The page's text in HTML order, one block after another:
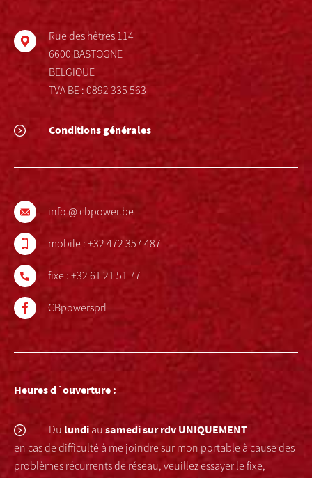
Rue des hêtres 114
6600 BASTOGNE
BELGIQUE
TVA BE : 0892 335 563
Conditions générales
info @ cbpower.be
mobile : +32 472 357 487
fixe : +32 61 21 51 77
CBpowersprl
Heures d´ouverture :
Du lundi au samedisur rdv UNIQUEMENT
en cas de difficulté à me joindre sur mon portable à cause des
problèmes récurrents de réseau, veuillez essayer le fixe,